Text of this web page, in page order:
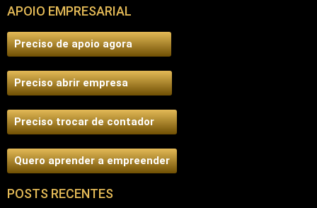
APOIO EMPRESARIAL
Preciso de apoio agora
Preciso abrir empresa
Preciso trocar de contador
Quero aprender a empreender
POSTS RECENTES